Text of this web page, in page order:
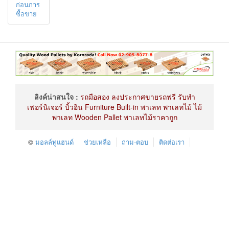
ก่อนการ
ซื้อขาย
ลิงค์น่าสนใจ : รถมือสอง ลงประกาศขายรถฟรี รับทำ
เฟอร์นิเจอร์ บิ้วอิน Furniture Built-in พาเลท พาเลทไม้ ไม้
พาเลท Wooden Pallet พาเลทไม้ราคาถูก
© มอลล์ทูแฮนด์ ช่วยเหลือ ถาม-ตอบ ติดต่อเรา